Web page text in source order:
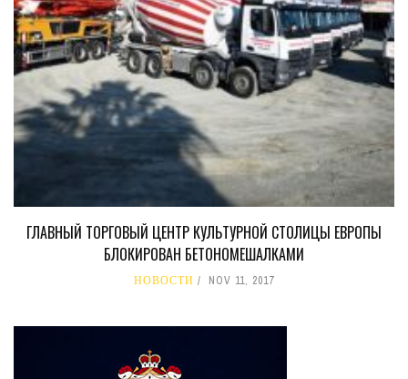
ГЛАВНЫЙ ТОРГОВЫЙ ЦЕНТР КУЛЬТУРНОЙ СТОЛИЦЫ ЕВРОПЫ
БЛОКИРОВАН БЕТОНОМЕШАЛКАМИ
НОВОСТИ NOV 11, 2017